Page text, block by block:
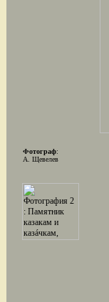
Фотограф:
А. Щевелев